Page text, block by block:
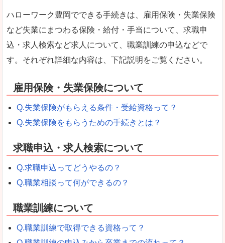
ハローワーク豊岡でできる手続きは、雇用保険・失業保険
など失業にまつわる保険・給付・手当について、求職申
込・求人検索など求人について、職業訓練の申込などで
す。それぞれ詳細な内容は、下記説明をご覧ください。
雇用保険・失業保険について
Q.失業保険がもらえる条件・受給資格って？
Q.失業保険をもらうための手続きとは？
求職申込・求人検索について
Q.求職申込ってどうやるの？
Q.職業相談って何ができるの？
職業訓練について
Q.職業訓練で取得できる資格って？